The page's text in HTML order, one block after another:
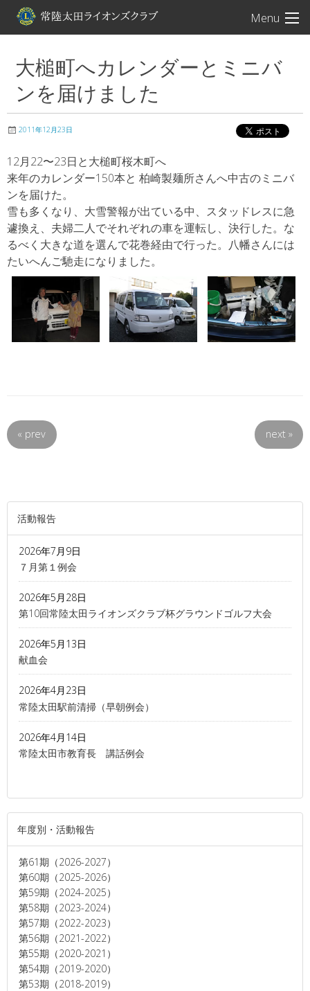
Menu
常陸太田ライオン
大槌町へカレンダーとミニバ
ンを届けました
2011年12月23日
12月22〜23日と大槌町桜木町へ
来年のカレンダー150本と 柏崎製麺所さんへ中古のミニバ
ンを届けた。
雪も多くなり、大雪警報が出ている中、スタッドレスに急
遽換え、夫婦二人でそれぞれの車を運転し、決行した。な
るべく大きな道を選んで花巻経由で行った。八幡さんには
たいへんご馳走になりました。
« prev next »
活動報告
2026年7月9日
７月第１例会
2026年5月28日
第10回常陸太田ライオンズクラブ杯グラウンドゴルフ大会
2026年5月13日
献血会
2026年4月23日
常陸太田駅前清掃（早朝例会）
2026年4月14日
常陸太田市教育長 講話例会
年度別・活動報告
第61期（2026-2027）
第60期（2025-2026）
第59期（2024-2025）
第58期（2023-2024）
第57期（2022-2023）
第56期（2021-2022）
第55期（2020-2021）
第54期（2019-2020）
第53期（2018-2019）